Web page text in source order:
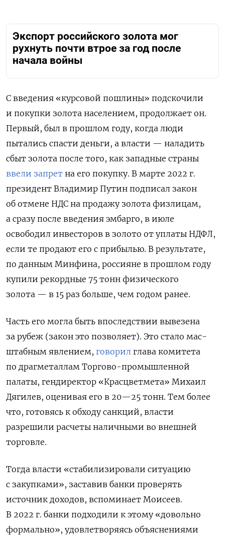
Экспорт российского золота мог
рухнуть почти втрое за год после
начала войны
С введения «курсовой пошлины» подскочили
и покупки золота населением, продолжает он.
Первый, был в прошлом году, когда люди
пытались спасти деньги, а власти — наладить
сбыт золота после того, как западные страны
ввели запрет на его покупку. В марте 2022 г.
президент Владимир Путин подписал закон
об отмене НДС на продажу золота физлицам,
а сразу после введения эмбарго, в июле
освободил инвесторов в золото от уплаты НДФЛ,
если те продают его с прибылью. В результате,
по данным Минфина, россияне в прошлом году
купили рекордные 75 тонн физического
золота — в 15 раз больше, чем годом ранее.
Часть его могла быть впоследствии вывезена
за рубеж (закон это позволяет). Это ста­ло мас­
штаб­ным яв­ле­ни­ем, говорил глава ко­ми­те­та
по дра­гме­тал­лам Торгово-промышленной
палаты, гендиректор «Крас­цвет­ме­та» Ми­ха­ил
Дя­ги­лев, оценивая его в 20—25 тонн. Тем более
что, готовясь к обходу санкций, власти
разрешили расчеты наличными во внешней
торговле.
Тогда власти «стабилизировали ситуацию
с закупками», заставив банки проверять
источник доходов, вспоминает Моисеев.
В 2022 г. банки подходили к этому «довольно
формально», удовлетворяясь объяснениями